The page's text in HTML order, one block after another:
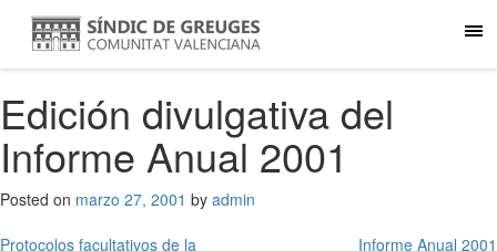
Edición divulgativa del
Informe Anual 2001
Posted on marzo 27, 2001 by admin
Protocolos facultativos de la
Informe Anual 2001